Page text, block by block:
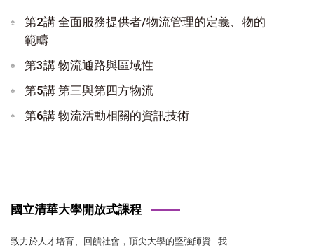
第2講 全面服務提供者/物流管理的定義、物的
範疇
第3講 物流通路與區域性
第5講 第三與第四方物流
第6講 物流活動相關的資訊技術
國立清華大學開放式課程
致力於人才培育、回饋社會，頂尖大學的堅強師資 - 我